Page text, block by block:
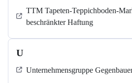
TTM Tapeten-Teppichboden-
beschränkter Haftung
U
Unternehmensgruppe